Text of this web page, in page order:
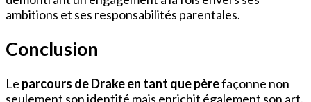
ambitions et ses responsabilités parentales.
Conclusion
Le parcours de Drake en tant que pèrefaçonne non
seulement son identité mais enrichit également son art.